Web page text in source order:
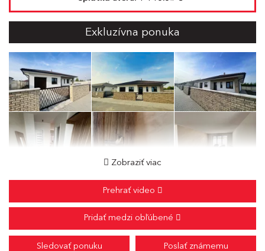
Exkluzívna ponuka
Zobraziť viac
Prehrať video
Pridať medzi obľúbené
Sledovať ponuku Poslať známemu